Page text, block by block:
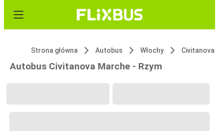
Strona główna Autobus Włochy Civitanova
Autobus Civitanova Marche - Rzym